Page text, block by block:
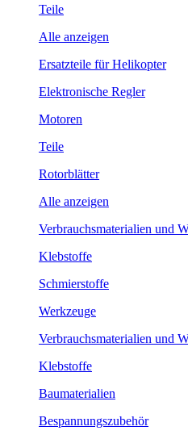
Teile
Alle anzeigen
Ersatzteile für Helikopter
Elektronische Regler
Motoren
Teile
Rotorblätter
Alle anzeigen
Verbrauchsmaterialien und
Klebstoffe
Schmierstoffe
Werkzeuge
Verbrauchsmaterialien und
Klebstoffe
Baumaterialien
Bespannungszubehör